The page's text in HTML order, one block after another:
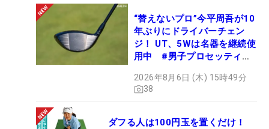
“替えないプロ”今平周吾が10
年ぶりにドライバーチェン
ジ！ UT、5Wは名器を継続使
用中 #男子プロセッティン
2026年8月6日 (木) 15時49分
38
ダフる人は100円玉を置くだけ！